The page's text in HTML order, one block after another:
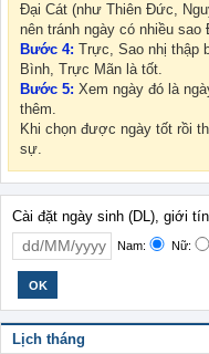
Đại Cát (như Thiên Đức,
nên tránh ngày có nhiều sao
Bước 4: Trực, Sao nhị thập
Bình, Trực Mãn là tốt.
Bước 5: Xem ngày đó là
thêm.
Khi chọn được ngày tốt rồi
sự.
Cài đặt ngày sinh (DL), giới
Nam: Nữ:
Lịch tháng